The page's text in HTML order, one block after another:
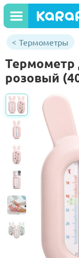
Термометры
Термометр
розовый